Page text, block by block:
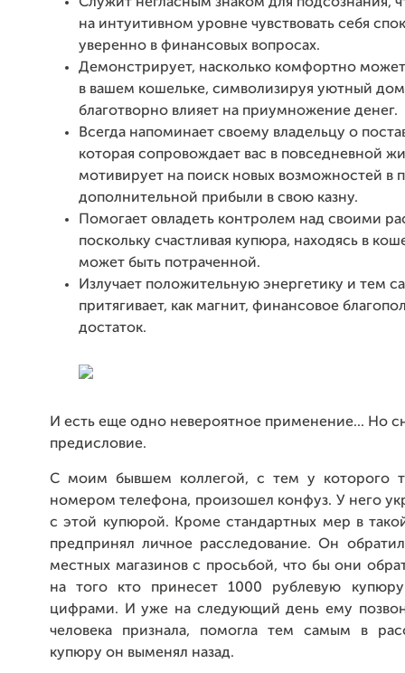
на интуитивном уровне чувствовать себя
уверенно в финансовых вопросах.
Демонстрирует, насколько комфортно
в вашем кошельке, символизируя уютный дом
благотворно влияет на приумножение денег.
Всегда напоминает своему владельцу о
которая сопровождает вас в повседневной
мотивирует на поиск новых возможностей в
дополнительной прибыли в свою казну.
Помогает овладеть контролем над своими
поскольку счастливая купюра, находясь в
может быть потраченной.
Излучает положительную энергетику и тем
притягивает, как магнит, финансовое
достаток.
И есть еще одно невероятное применение... Но
предисловие.
С моим бывшем коллегой, с тем у которого
номером телефона, произошел конфуз. У него
с этой купюрой. Кроме стандартных мер в
предпринял личное расследование. Он
местных магазинов с просьбой, что бы они
на того кто принесет 1000 рублевую
цифрами. И уже на следующий день ему
человека признала, помогла тем самым в
купюру он выменял назад.